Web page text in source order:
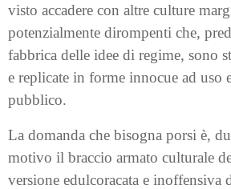
visto accadere con altre culture
potenzialmente dirompenti che,
fabbrica delle idee di regime, sono
e replicate in forme innocue ad uso
pubblico.
La domanda che bisogna porsi è,
motivo il braccio armato culturale
versione edulcoracata e inoffensiva